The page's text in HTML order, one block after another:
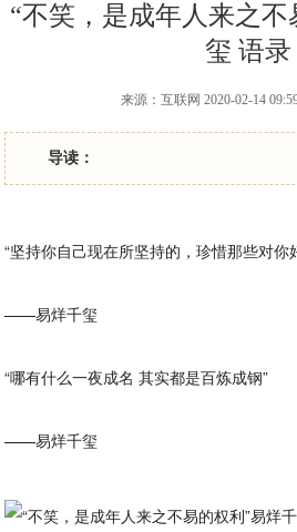
“不笑，是成年人来之
玺 ​语录
来源：互联网 2020-02-14
导读：
“坚持你自己现在所坚持的，珍惜那些对你
——易烊千玺
“哪有什么一夜成名 其实都是百炼成钢”
——易烊千玺